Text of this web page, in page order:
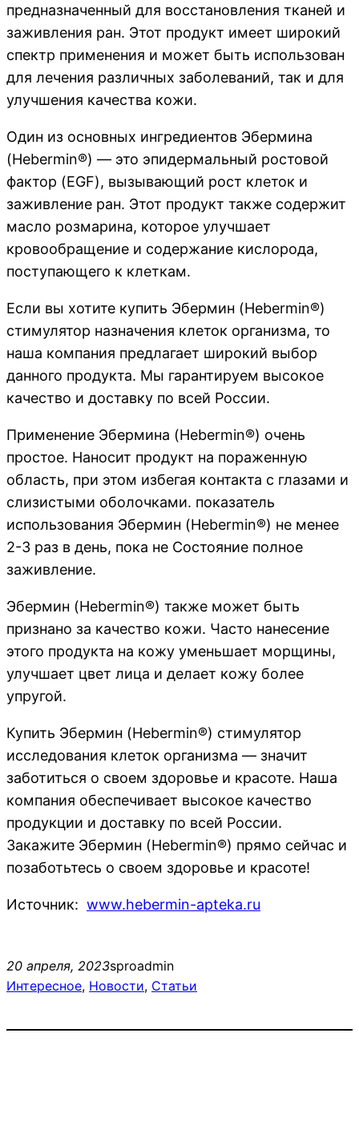
предназначенный для восстановления тканей и
заживления ран. Этот продукт имеет широкий
спектр применения и может быть использован
для лечения различных заболеваний, так и для
улучшения качества кожи.
Один из основных ингредиентов Эбермина
(Hebermin®) — это эпидермальный ростовой
фактор (EGF), вызывающий рост клеток и
заживление ран. Этот продукт также содержит
масло розмарина, которое улучшает
кровообращение и содержание кислорода,
поступающего к клеткам.
Если вы хотите купить Эбермин (Hebermin®)
стимулятор назначения клеток организма, то
наша компания предлагает широкий выбор
данного продукта. Мы гарантируем высокое
качество и доставку по всей России.
Применение Эбермина (Hebermin®) очень
простое. Наносит продукт на пораженную
область, при этом избегая контакта с глазами и
слизистыми оболочками. показатель
использования Эбермин (Hebermin®) не менее
2-3 раз в день, пока не Состояние полное
заживление.
Эбермин (Hebermin®) также может быть
признано за качество кожи. Часто нанесение
этого продукта на кожу уменьшает морщины,
улучшает цвет лица и делает кожу более
упругой.
Купить Эбермин (Hebermin®) стимулятор
исследования клеток организма — значит
заботиться о своем здоровье и красоте. Наша
компания обеспечивает высокое качество
продукции и доставку по всей России.
Закажите Эбермин (Hebermin®) прямо сейчас и
позаботьтесь о своем здоровье и красоте!
Источник: www.hebermin-apteka.ru
20 апреля, 2023sproadmin
Интересное, Новости, Статьи